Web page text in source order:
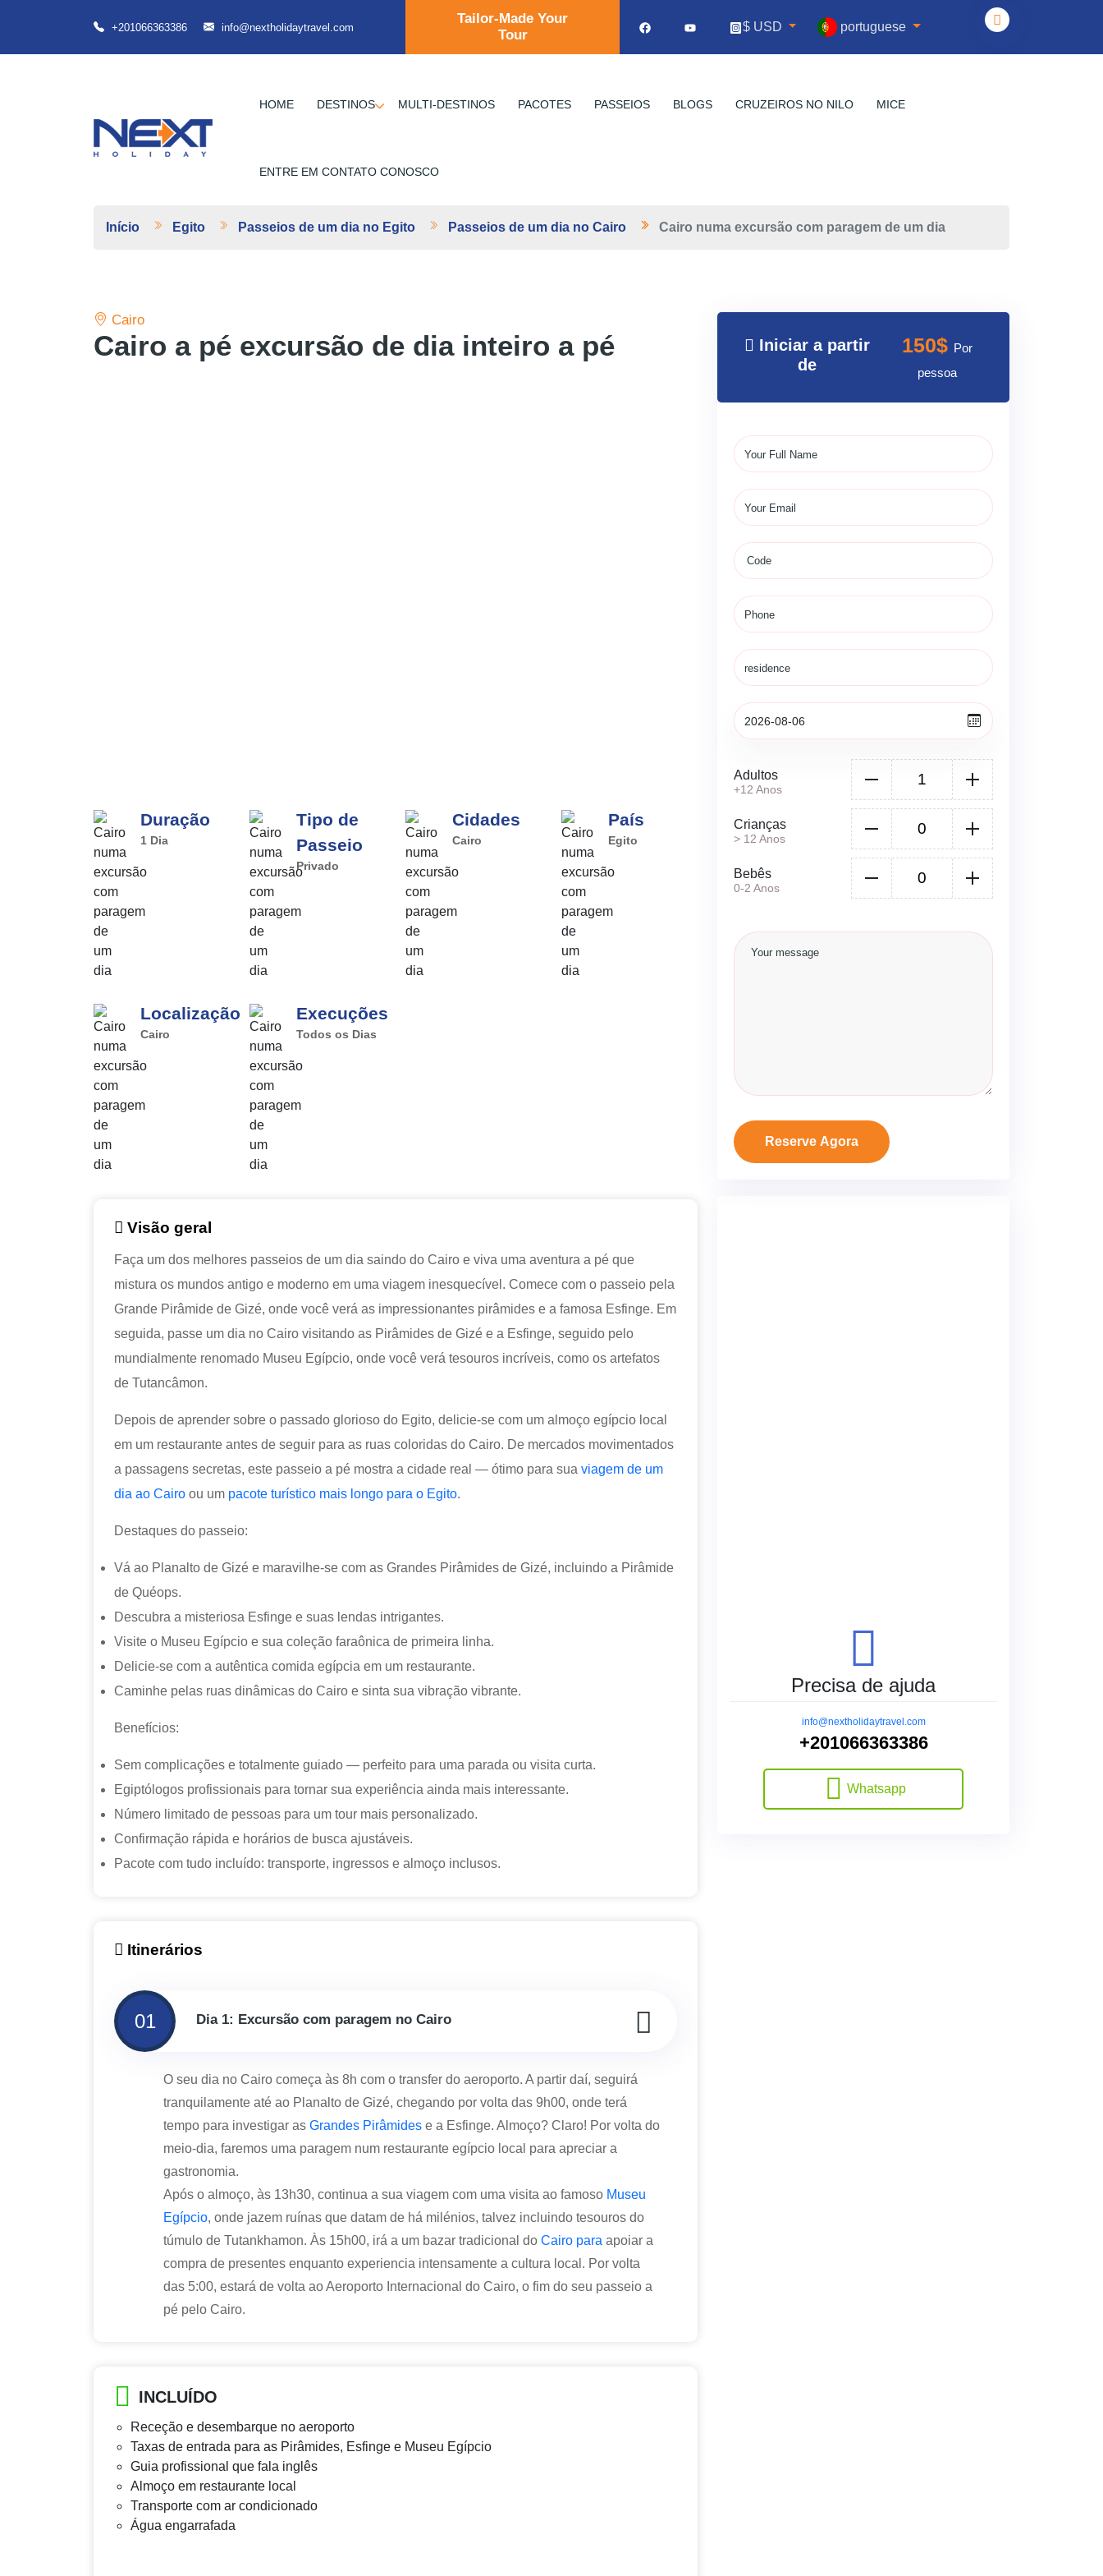
+201066363386 info@nextholidaytravel.com
Tailor-Made Your
Tour
$ USD portuguese
HOME DESTINOS MULTI-DESTINOS PACOTES PASSEIOS BLOGS CRUZEIROS NO NILO MICE
ENTRE EM CONTATO CONOSCO
Início Egito Passeios de um dia no Egito Passeios de um dia no Cairo Cairo numa excursão com paragem de um dia
Cairo
Cairo a pé excursão de dia inteiro a pé
Duração
1 Dia
Tipo de
Passeio
Privado
Cidades
Cairo
País
Egito
Localização
Cairo
Execuções
Todos os Dias
Visão geral
Faça um dos melhores passeios de um dia saindo do Cairo e viva uma aventura a pé que
mistura os mundos antigo e moderno em uma viagem inesquecível. Comece com o passeio pela
Grande Pirâmide de Gizé, onde você verá as impressionantes pirâmides e a famosa Esfinge. Em
seguida, passe um dia no Cairo visitando as Pirâmides de Gizé e a Esfinge, seguido pelo
mundialmente renomado Museu Egípcio, onde você verá tesouros incríveis, como os artefatos
de Tutancâmon.
Depois de aprender sobre o passado glorioso do Egito, delicie-se com um almoço egípcio local
em um restaurante antes de seguir para as ruas coloridas do Cairo. De mercados movimentados
a passagens secretas, este passeio a pé mostra a cidade real — ótimo para sua viagem de um
dia ao Cairo ou um pacote turístico mais longo para o Egito.
Destaques do passeio:
Vá ao Planalto de Gizé e maravilhe-se com as Grandes Pirâmides de Gizé, incluindo a Pirâmide
de Quéops.
Descubra a misteriosa Esfinge e suas lendas intrigantes.
Visite o Museu Egípcio e sua coleção faraônica de primeira linha.
Delicie-se com a autêntica comida egípcia em um restaurante.
Caminhe pelas ruas dinâmicas do Cairo e sinta sua vibração vibrante.
Benefícios:
Sem complicações e totalmente guiado — perfeito para uma parada ou visita curta.
Egiptólogos profissionais para tornar sua experiência ainda mais interessante.
Número limitado de pessoas para um tour mais personalizado.
Confirmação rápida e horários de busca ajustáveis.
Pacote com tudo incluído: transporte, ingressos e almoço inclusos.
Itinerários
01 Dia 1: Excursão com paragem no Cairo
O seu dia no Cairo começa às 8h com o transfer do aeroporto. A partir daí, seguirá
tranquilamente até ao Planalto de Gizé, chegando por volta das 9h00, onde terá
tempo para investigar as Grandes Pirâmides e a Esfinge. Almoço? Claro! Por volta do
meio-dia, faremos uma paragem num restaurante egípcio local para apreciar a
gastronomia.
Após o almoço, às 13h30, continua a sua viagem com uma visita ao famoso Museu
Egípcio, onde jazem ruínas que datam de há milénios, talvez incluindo tesouros do
túmulo de Tutankhamon. Às 15h00, irá a um bazar tradicional do Cairo para apoiar a
compra de presentes enquanto experiencia intensamente a cultura local. Por volta
das 5:00, estará de volta ao Aeroporto Internacional do Cairo, o fim do seu passeio a
pé pelo Cairo.
INCLUÍDO
Receção e desembarque no aeroporto
Taxas de entrada para as Pirâmides, Esfinge e Museu Egípcio
Guia profissional que fala inglês
Almoço em restaurante local
Transporte com ar condicionado
Água engarrafada
Iniciar a partir
de
150$ Por
pessoa
Adultos
+12 Anos
Crianças
> 12 Anos
Bebês
0-2 Anos
Reserve Agora
Precisa de ajuda
info@nextholidaytravel.com
+201066363386
Whatsapp